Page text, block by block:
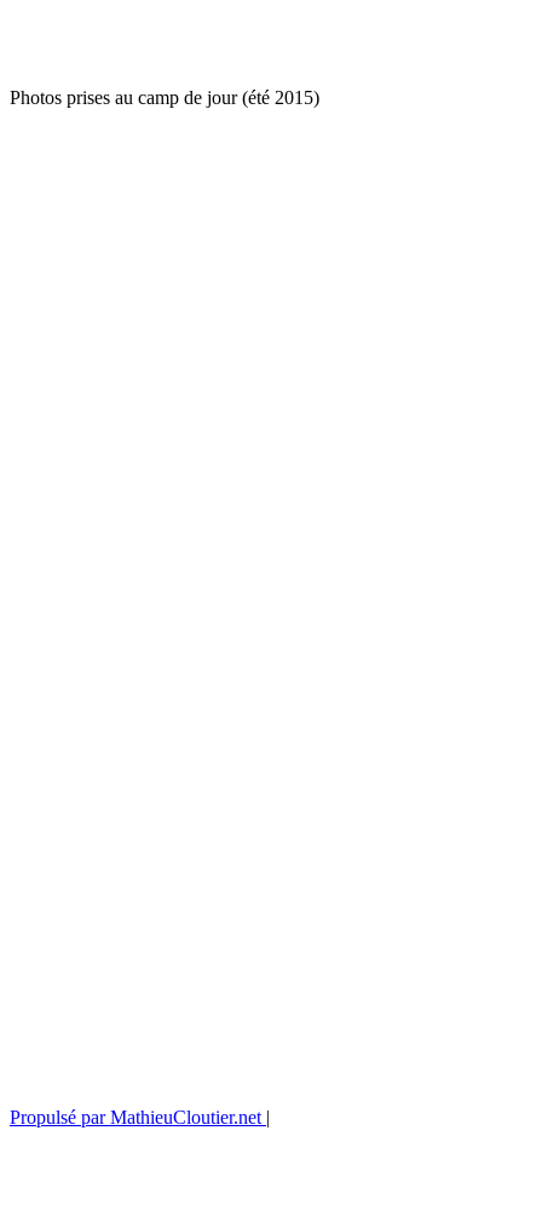
Photos prises au camp de jour (été 2015)
Propulsé par MathieuCloutier.net |